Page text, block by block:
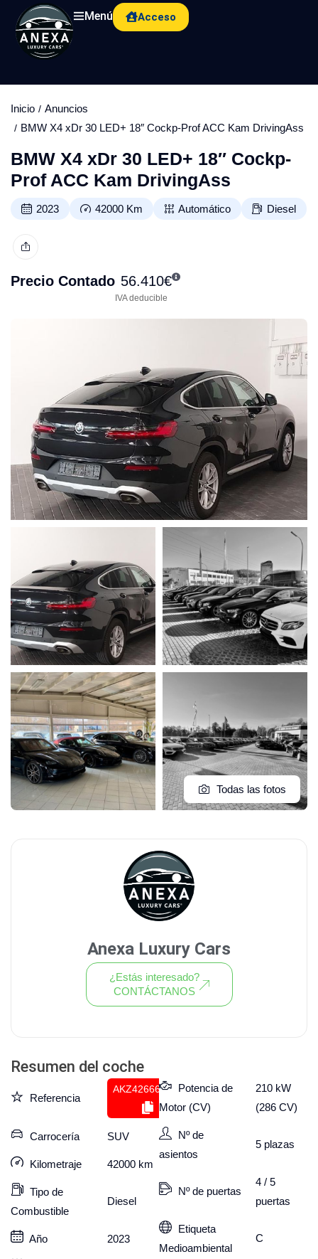
Menú Acceso
Inicio
Anuncios
BMW X4 xDr 30 LED+ 18″ Cockp-Prof ACC Kam DrivingAss
BMW X4 xDr 30 LED+ 18″ Cockp-
Prof ACC Kam DrivingAss
2023 42000 Km Automático Diesel
Precio Contado 56.410€
IVA deducible
Todas las fotos
Resumen del coche
Referencia
AKZ426664695
Carrocería SUV
Kilometraje 42000 km
Tipo de
Combustible
Diesel
Año 2023
Potencia de
Motor (CV)
210 kW
(286 CV)
Nº de
asientos
5 plazas
Nº de puertas
4 / 5
puertas
Etiqueta
Medioambiental
C
Anexa Luxury Cars
¿Estás interesado?
CONTÁCTANOS